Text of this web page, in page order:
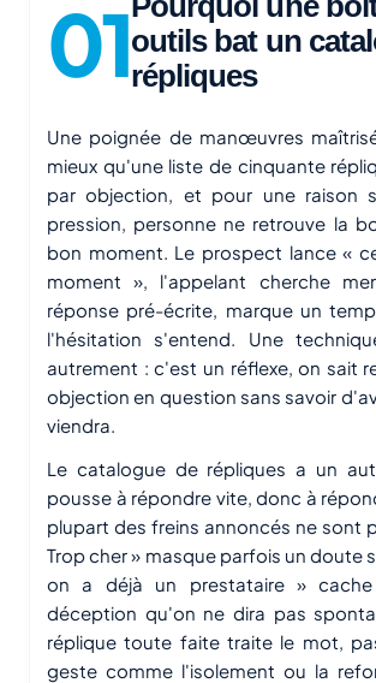
outils bat un
répliques
Une poignée de manœuvres
mieux qu'une liste de cinquante
par objection, et pour une raison
pression, personne ne retrouve la
bon moment. Le prospect lance «
moment », l'appelant cherche
réponse pré-écrite, marque un
l'hésitation s'entend. Une
autrement : c'est un réflexe, on sait
objection en question sans savoir
viendra.
Le catalogue de répliques a un
pousse à répondre vite, donc à
plupart des freins annoncés ne sont
Trop cher » masque parfois un doute
on a déjà un prestataire »
déception qu'on ne dira pas
réplique toute faite traite le mot,
geste comme l'isolement ou la